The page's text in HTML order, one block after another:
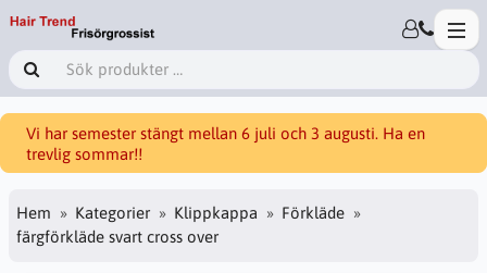
Vi har semester stängt mellan 6 juli och 3 augusti. Ha en
trevlig sommar!!
Hem Kategorier Klippkappa
Förkläde
färgförkläde svart cross over